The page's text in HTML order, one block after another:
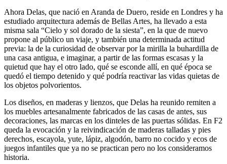
Ahora Delas, que nació en Aranda de Duero, reside en Londres y ha
estudiado arquitectura además de Bellas Artes, ha llevado a esta
misma sala “Cielo y sol dorado de la siesta”, en la que de nuevo
propone al público un viaje, y también una determinada actitud
previa: la de la curiosidad de observar por la mirilla la buhardilla de
una casa antigua, e imaginar, a partir de las formas escasas y la
quietud que hay el otro lado, qué se esconde allí, en qué época se
quedó el tiempo detenido y qué podría reactivar las vidas quietas de
los objetos polvorientos.
Los diseños, en maderas y lienzos, que Delas ha reunido remiten a
los muebles artesanalmente fabricados de las casas de antes, sus
decoraciones, las marcas en los dinteles de las puertas sólidas. En F2
queda la evocación y la reivindicación de maderas talladas y pies
derechos, escayola, yute, lápiz, algodón, barro no cocido y ecos de
juegos infantiles que ya no se practican pero no los consideramos
historia.